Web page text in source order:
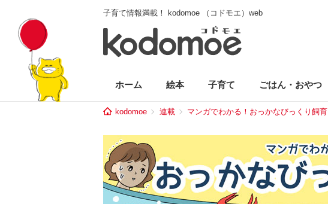
子育て情報満載！ kodomoe （コドモエ）web
ホーム 絵本 子育て ごはん・おやつ
kodomoe 連載 マンガでわかる！おっかなびっくり飼育